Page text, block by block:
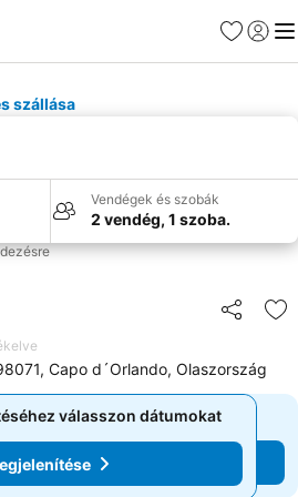
Kedvencek
szállása
Vendégek és szobák
2 vendég, 1 szoba.
Capo d´Orlando, Olaszország
válasszon dátumokat
megjelenítése
válasszon dátumokat